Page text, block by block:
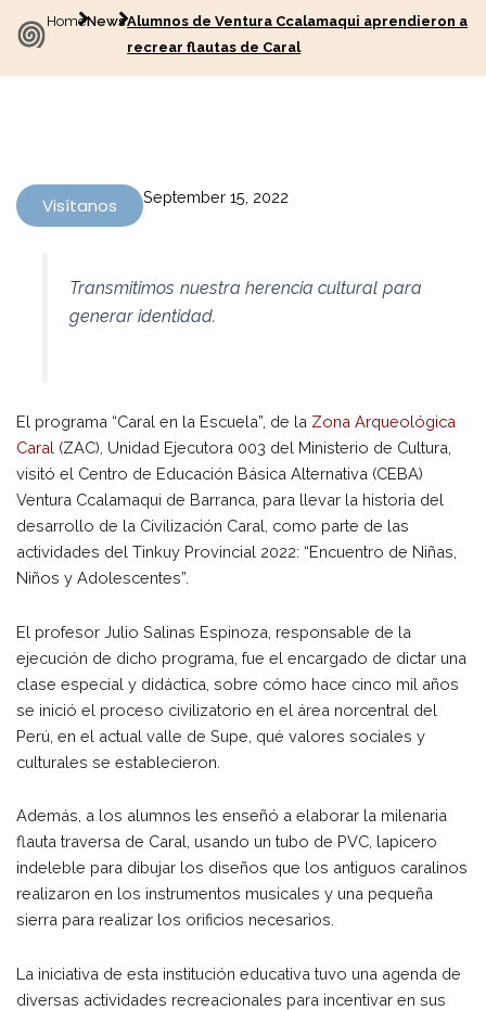
HomeNewsAlumnos de Ventura Ccalamaqui aprendieron a
recrear flautas de Caral
Visítanos September 15, 2022
Transmitimos nuestra herencia cultural para
generar identidad.
El programa “Caral en la Escuela”, de la Zona Arqueológica
Caral (ZAC), Unidad Ejecutora 003 del Ministerio de Cultura,
visitó el Centro de Educación Básica Alternativa (CEBA)
Ventura Ccalamaqui de Barranca, para llevar la historia del
desarrollo de la Civilización Caral, como parte de las
actividades del Tinkuy Provincial 2022: “Encuentro de Niñas,
Niños y Adolescentes”.
El profesor Julio Salinas Espinoza, responsable de la
ejecución de dicho programa, fue el encargado de dictar una
clase especial y didáctica, sobre cómo hace cinco mil años
se inició el proceso civilizatorio en el área norcentral del
Perú, en el actual valle de Supe, qué valores sociales y
culturales se establecieron.
Además, a los alumnos les enseñó a elaborar la milenaria
flauta traversa de Caral, usando un tubo de PVC, lapicero
indeleble para dibujar los diseños que los antiguos caralinos
realizaron en los instrumentos musicales y una pequeña
sierra para realizar los orificios necesarios.
La iniciativa de esta institución educativa tuvo una agenda de
diversas actividades recreacionales para incentivar en sus